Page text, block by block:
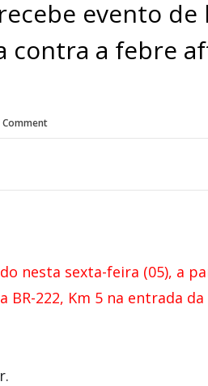
evento
contra a febre
Comment
nesta sexta-feira (05), a
BR-222, Km 5 na entrada